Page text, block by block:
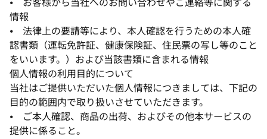
情報
⦁ 法律上の要請等により、本人確認を行うための本人確
認書類（運転免許証、健康保険証、住民票の写し等のこと
をいいます。）および当該書類に含まれる情報
個人情報の利用目的について
当社はご提供いただいた個人情報につきましては、下記の
目的の範囲内で取り扱いさせていただきます。
⦁ ご本人確認、商品の出荷、およびその他本サービスの
提供に係ること。